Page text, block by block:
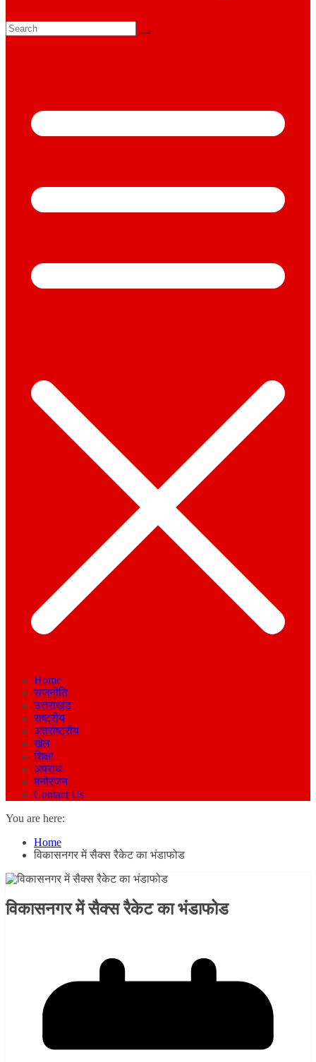
Home
राजनीति
उत्तराखंड
राष्ट्रीय
अंतर्राष्ट्रीय
खेल
शिक्षा
अपराध
मनोरंजन
Contact Us
You are here:
Home
विकासनगर में सैक्स रैकेट का भंडाफोड
विकासनगर में सैक्स रैकेट का भंडाफोड